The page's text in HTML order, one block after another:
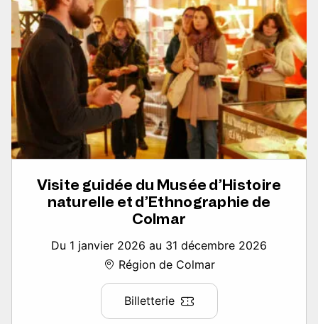
Visite guidée du Musée d’Histoire
naturelle et d’Ethnographie de
Colmar
Du 1 janvier 2026 au 31 décembre 2026
Région de Colmar
Billetterie